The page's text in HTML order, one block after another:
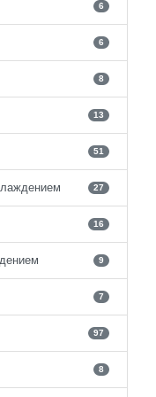
6
6
8
13
51
27
16
9
7
97
8